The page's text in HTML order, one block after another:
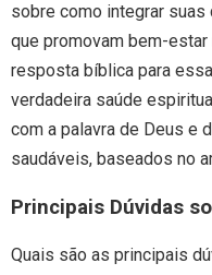
sobre como integrar
que promovam bem-
resposta bíblica para
verdadeira saúde
com a palavra de Deus e
saudáveis, baseados no
Principais Dúvidas
Quais são as principais